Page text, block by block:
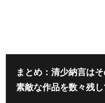
まとめ：清少納言は
素敵な作品を数々残